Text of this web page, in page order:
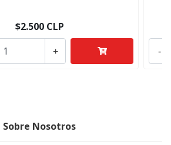
$2.500 CLP
+ -
Sobre Nosotros